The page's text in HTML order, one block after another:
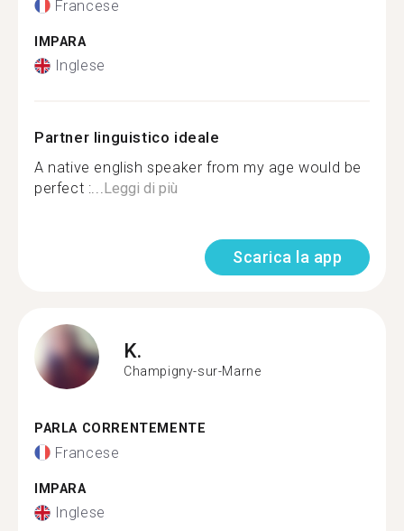
Francese
IMPARA
Inglese
Partner linguistico ideale
A native english speaker from my age would be
perfect :...Leggi di più
Scarica la app
K.
Champigny-sur-Marne
PARLA CORRENTEMENTE
Francese
IMPARA
Inglese